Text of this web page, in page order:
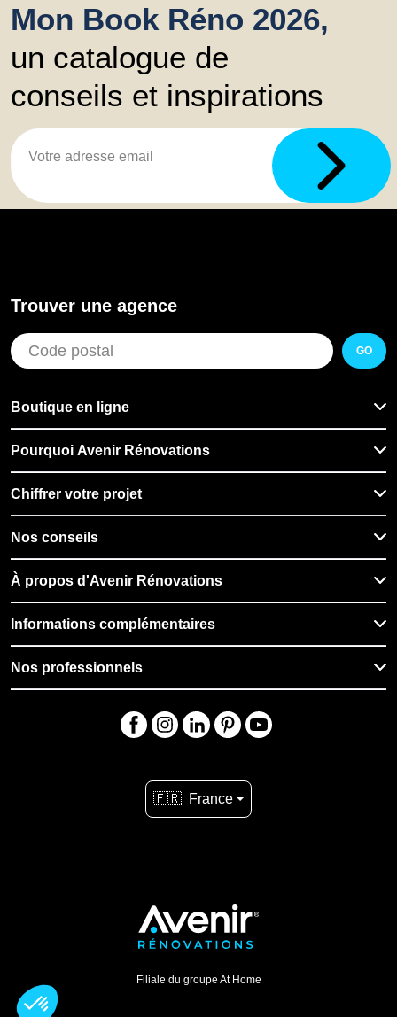
Mon Book Réno 2026,
un catalogue de
conseils et inspirations
Trouver une agence
GO
Boutique en ligne
Pourquoi Avenir Rénovations
Chiffrer votre projet
Nos conseils
À propos d'Avenir Rénovations
Informations complémentaires
Nos professionnels
🇫🇷 France
Filiale du groupe At Home